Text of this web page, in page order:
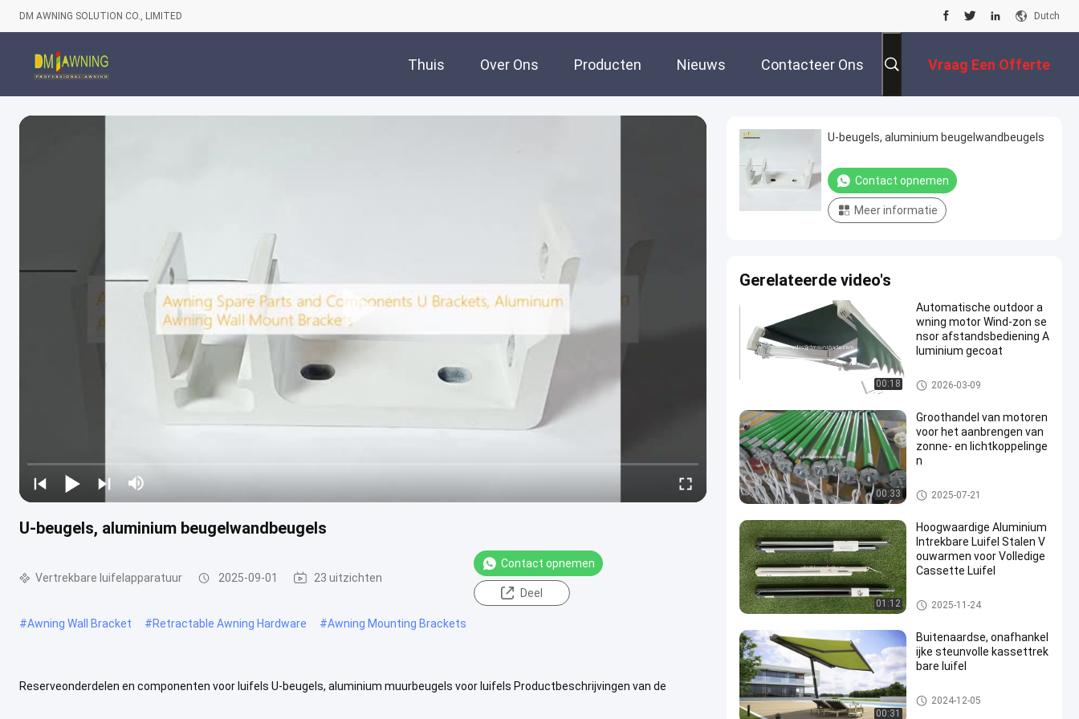
DM AWNING SOLUTION CO., LIMITED Dutch
Thuis Over Ons Producten Nieuws Contacteer Ons Vraag Een Offerte
Aan
U-beugels, aluminium beugelwandbeugels
Vertrekbare luifelapparatuur 2025-09-01 23 uitzichten
Contact opnemen
Deel
#Awning Wall Bracket #Retractable Awning Hardware #Awning Mounting Brackets
Reserveonderdelen en componenten voor luifels U-beugels, aluminium muurbeugels voor luifels Productbeschrijvingen van de
U-beugels, aluminium beugelwandbeugels
Contact opnemen
Meer informatie
Gerelateerde video's
00:18
Automatische outdoor a
wning motor Wind-zon se
nsor afstandsbediening A
luminium gecoat
Vertrekbare luifelapparatuur
2026-03-09
00:33
Groothandel van motoren
voor het aanbrengen van
zonne- en lichtkoppelinge
n
Vertrekbare luifelapparatuur
2025-07-21
01:12
Hoogwaardige Aluminium
Intrekbare Luifel Stalen V
ouwarmen voor Volledige
Cassette Luifel
Vertrekbare luifelapparatuur
2025-11-24
00:31
Buitenaardse, onafhankel
ijke steunvolle kassettrek
bare luifel
Vertrekbare luifelapparatuur
2024-12-05